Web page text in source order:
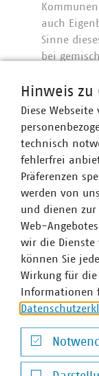
auch
Sinne
bei
erhebliche
Des Weiteren
Umsetzung des
des EnEfG sowie
erforderlichen
veröffentlicht
häufigen
Unsicherheiten
Unternehmen,
Nach VKU-
05/2024
EnAuditFoV
treten.
Am 06.05.2024
Service GmbH
Hinweis zu
Diese
technisch
fehlerfrei
Präferenzen
werden von
und dienen zur
Web-
wir die Dienste
können Sie
Wirkung für
Informationen